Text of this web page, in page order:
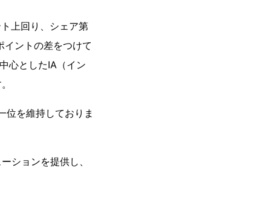
上回り、シェア第
ントの差をつけて
心としたIA（イン
位を維持しておりま
ションを提供し、